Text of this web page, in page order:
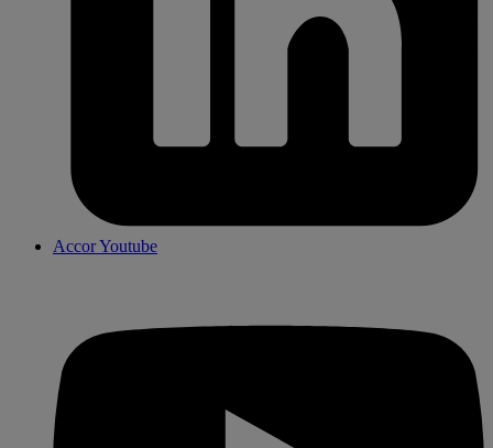
Accor Youtube